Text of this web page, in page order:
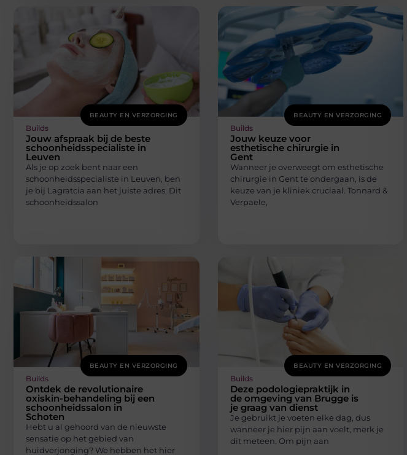
BEAUTY EN VERZORGING
Builds
Jouw afspraak bij de beste
schoonheidsspecialiste in
Leuven
Als je op zoek bent naar een
schoonheidsspecialiste in Leuven, ben
je bij Lagratcia aan het juiste adres. Dit
schoonheidssalon
BEAUTY EN VERZORGING
Builds
Jouw keuze voor
esthetische chirurgie in
Gent
Wanneer je overweegt om esthetische
chirurgie in Gent te ondergaan, is de
keuze van je kliniek cruciaal. Tonnard &
Verpaele,
BEAUTY EN VERZORGING
Builds
Ontdek de revolutionaire
oxiskin-behandeling bij een
schoonheidssalon in
Schoten
Hebt u al gehoord van de nieuwste
sensatie op het gebied van
huidverjonging? We hebben het hier
BEAUTY EN VERZORGING
Builds
Deze podologiepraktijk in
de omgeving van Brugge is
je graag van dienst
Je gebruikt je voeten elke dag, dus
wanneer je hier pijn aan voelt, merk je
dit meteen. Om pijn aan